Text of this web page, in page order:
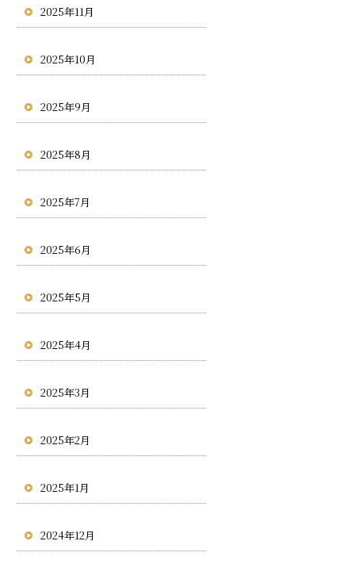
2025年11月
2025年10月
2025年9月
2025年8月
2025年7月
2025年6月
2025年5月
2025年4月
2025年3月
2025年2月
2025年1月
2024年12月